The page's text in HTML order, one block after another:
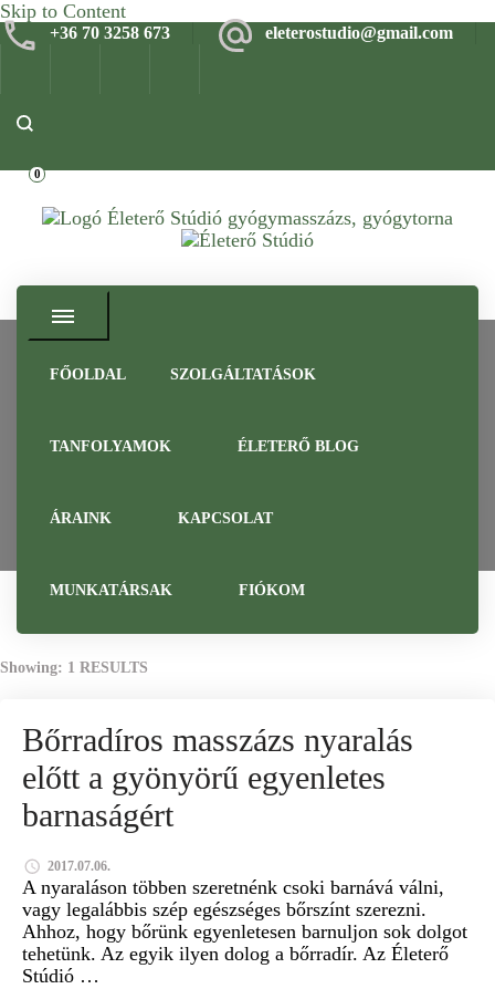
Skip to Content
+36 70 3258 673 eleterostudio@gmail.com
0
Életerő Stúdió
Gyógymasszázs, gyógytorna, frissítő masszázs Budapesten –
Tapasztalt szakemberrel
FŐOLDAL SZOLGÁLTATÁSOK
TANFOLYAMOK ÉLETERŐ BLOG
ÁRAINK KAPCSOLAT
MUNKATÁRSAK FIÓKOM
bőrradír
Showing: 1 RESULTS
ÉLETERŐ STÚDIÓ
KALMÁR MÁRIA GYÓGYMASSZŐR
BŐRRADÍR
Bőrradíros masszázs nyaralás
előtt a gyönyörű egyenletes
barnaságért
2017.07.06.
A nyaraláson többen szeretnénk csoki barnává válni,
vagy legalábbis szép egészséges bőrszínt szerezni.
Ahhoz, hogy bőrünk egyenletesen barnuljon sok dolgot
tehetünk. Az egyik ilyen dolog a bőrradír. Az Életerő
Stúdió …